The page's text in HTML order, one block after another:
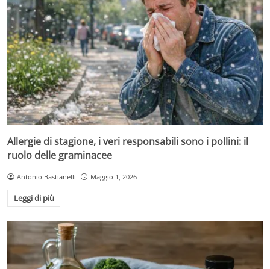
Allergie di stagione, i veri responsabili sono i pollini: il
ruolo delle graminacee
Antonio Bastianelli Maggio 1, 2026
Leggi di più